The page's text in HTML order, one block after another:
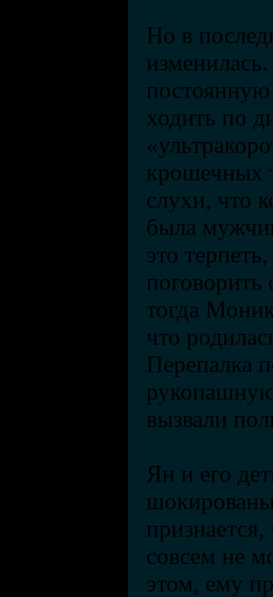
Но в
постоянную
ходить по
крошечных
слухи, что
была
это
поговорить
тогда
что
Перепалка
вызвали
Ян и его
признается,
совсем не
этом, ему